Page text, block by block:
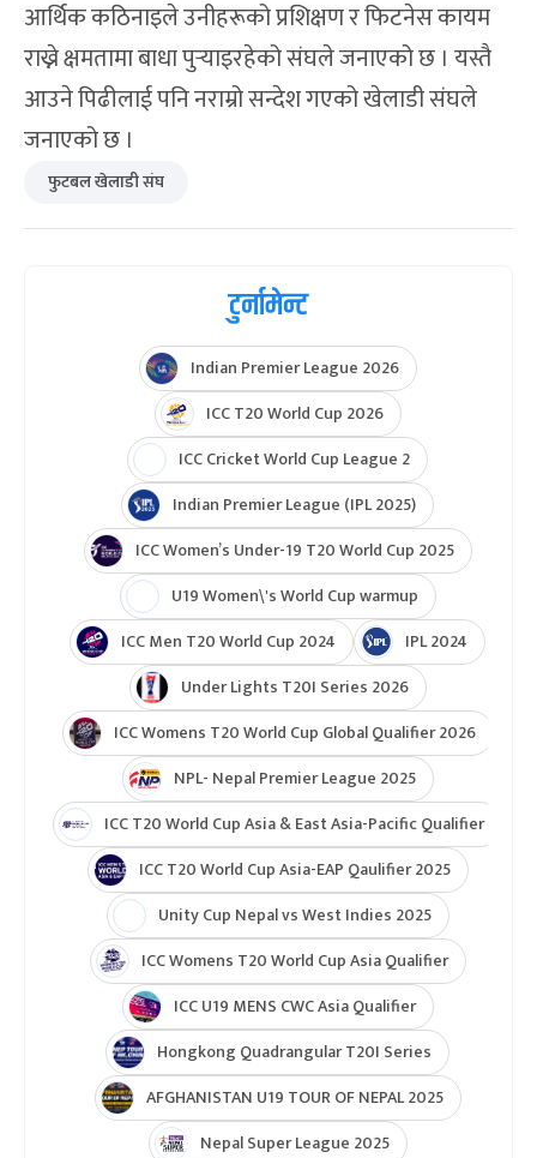
आर्थिक कठिनाइले उनीहरूको प्रशिक्षण र फिटनेस कायम
राख्ने क्षमतामा बाधा पुर्‍याइरहेको संघले जनाएको छ । यस्तै
आउने पिढीलाई पनि नराम्रो सन्देश गएको खेलाडी संघले
जनाएको छ ।
फुटबल खेलाडी संघ
टुर्नामेन्ट
Indian Premier League 2026
ICC T20 World Cup 2026
ICC Cricket World Cup League 2
Indian Premier League (IPL 2025)
ICC Women’s Under-19 T20 World Cup 2025
U19 Women\'s World Cup warmup
ICC Men T20 World Cup 2024
IPL 2024
Under Lights T20I Series 2026
ICC Womens T20 World Cup Global Qualifier 2026
NPL- Nepal Premier League 2025
ICC T20 World Cup Asia & East Asia-Pacific Qualifier
ICC T20 World Cup Asia-EAP Qaulifier 2025
Unity Cup Nepal vs West Indies 2025
ICC Womens T20 World Cup Asia Qualifier
ICC U19 MENS CWC Asia Qualifier
Hongkong Quadrangular T20I Series
AFGHANISTAN U19 TOUR OF NEPAL 2025
Nepal Super League 2025